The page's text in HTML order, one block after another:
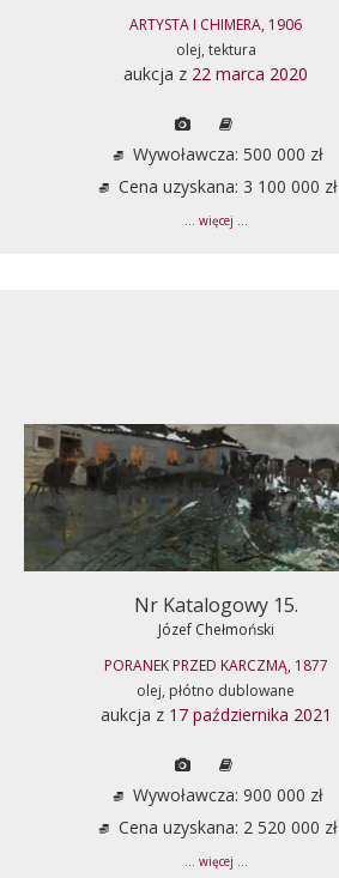
ARTYSTA I CHIMERA, 1906
olej, tektura
aukcja z 22 marca 2020
Wywoławcza: 500 000 zł
Cena uzyskana: 3 100 000 zł
... więcej ...
Nr Katalogowy 15.
Józef Chełmoński
PORANEK PRZED KARCZMĄ, 1877
olej, płótno dublowane
aukcja z 17 października 2021
Wywoławcza: 900 000 zł
Cena uzyskana: 2 520 000 zł
... więcej ...